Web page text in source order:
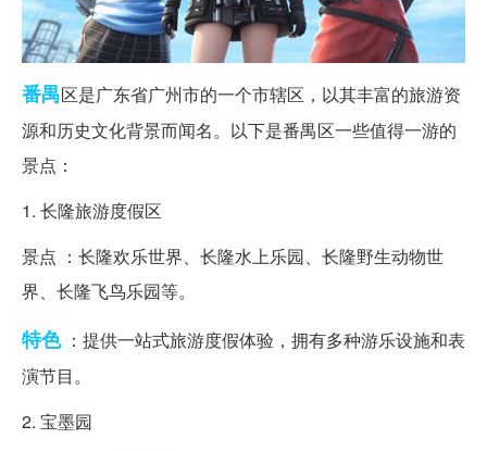
番禺区是广东省广州市的一个市辖区，以其丰富的旅游资
源和历史文化背景而闻名。以下是番禺区一些值得一游的
景点：
1. 长隆旅游度假区
景点 ：长隆欢乐世界、长隆水上乐园、长隆野生动物世
界、长隆飞鸟乐园等。
特色：提供一站式旅游度假体验，拥有多种游乐设施和表
演节目。
2. 宝墨园